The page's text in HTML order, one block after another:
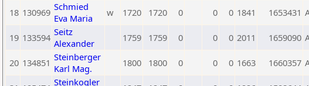
18 130969 Schmied
Eva Maria
w 1720 1720 0 0 0 1841 1653431
19 133594 Seitz
Alexander
1759 1759 0 0 0 2011 1659090
20 134851 Steinberger
Karl Mag.
1800 1800 0 0 0 1663 1660357
Steinkogler